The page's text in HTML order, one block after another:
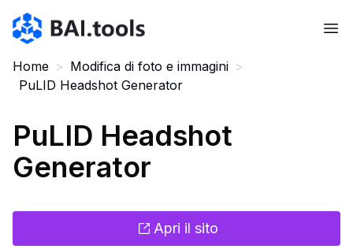
Bai.tools
Home > Modifica di foto e immagini >
PuLID Headshot Generator
PuLID Headshot
Generator
Apri il sito